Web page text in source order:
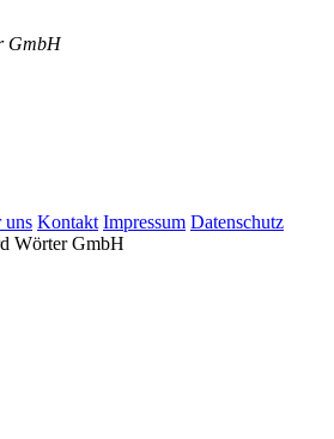
GmbH
uns Kontakt Impressum Datenschutz
Wörter GmbH